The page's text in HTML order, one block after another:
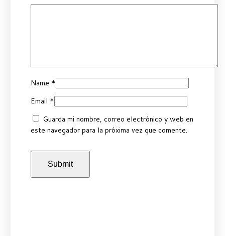
Name *
Email *
Guarda mi nombre, correo electrónico y web en
este navegador para la próxima vez que comente.